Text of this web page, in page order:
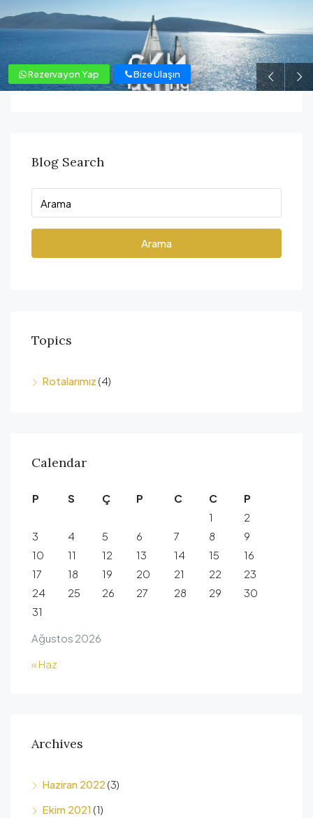
Rezervayon Yap Bize Ulaşın
Blog Search
Arama
Topics
Rotalarımız (4)
Calendar
Ağustos 2026
P S Ç P C C
P
1
2
3
4 5 6 7 8
9
10
11 12 13 14 15
16
17
18 19 20 21 22
23
24
25 26 27 28 29
30
31
« Haz
Archives
Haziran 2022 (3)
Ekim 2021 (1)